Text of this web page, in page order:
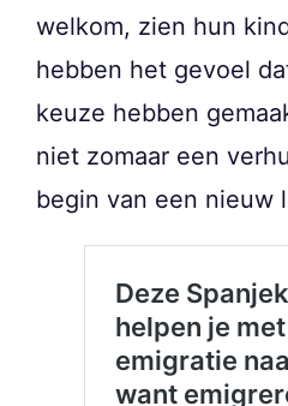
welkom, zien hun
hebben het gevoel
keuze hebben
niet zomaar een
begin van een nieuw